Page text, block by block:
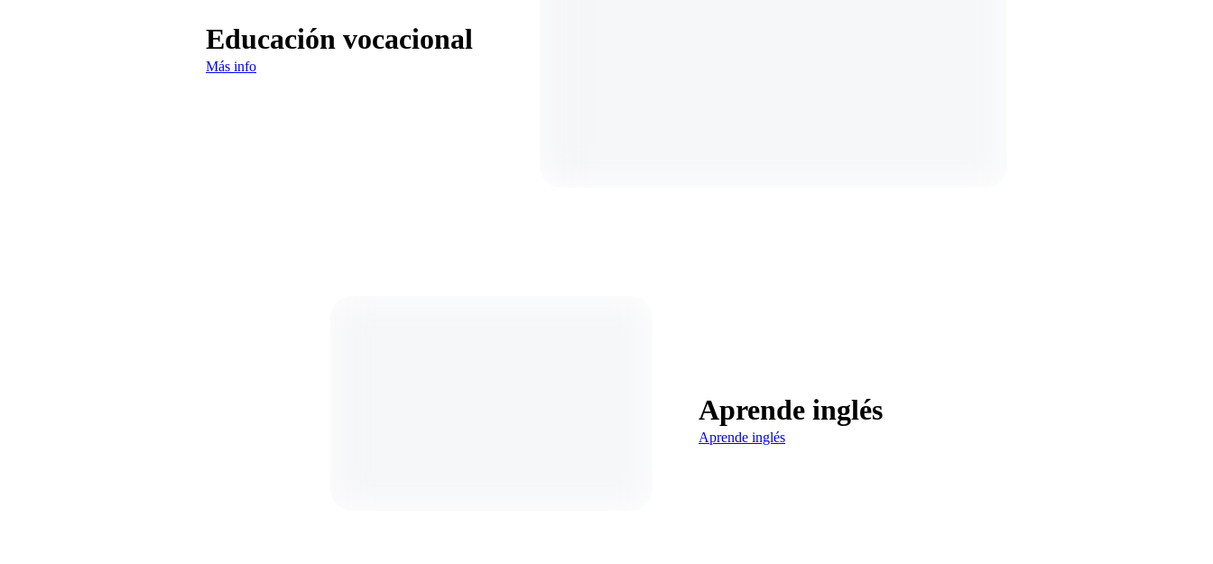
Educación vocacional
Más info
Aprende inglés
Aprende inglés